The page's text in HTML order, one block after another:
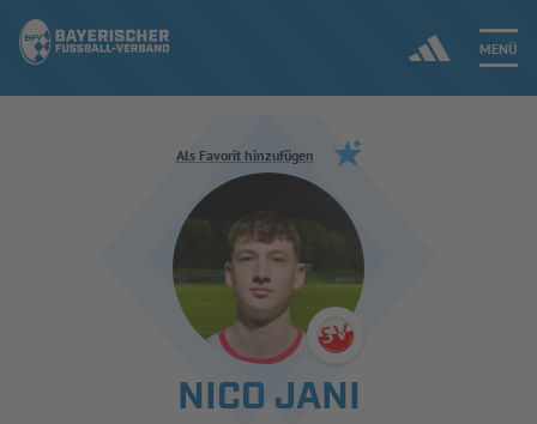
MENÜ
Jetzt einloggen
ERGEBNISSE & WETTBEWERBE
SPIELBETRIEB & VERBANDSLEBEN
AUSBILDUNG & FÖRDERUNG
Als Favorit hinzufügen
NICO JANI